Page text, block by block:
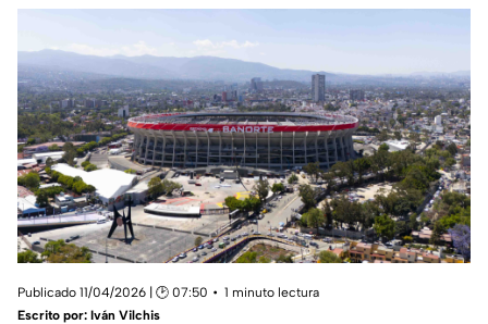
Publicado 11/04/2026 | 🕑 07:50
1 minuto lectura
Escrito por: Iván Vilchis